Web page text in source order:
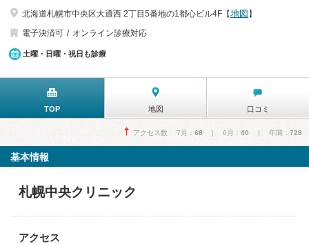
北海道札幌市中央区大通西 2丁目5番地の1都心ビル4F【地図 】
電子決済可
オンライン診療対応
土曜・日曜・祝日も診療
TOP 地図 口コミ
アクセス数 7月： 68 | 6月： 40 | 年間： 728
基本情報
札幌中央クリニック
アクセス